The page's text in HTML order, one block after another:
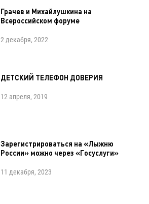
Грачев и Михайлушкина на
Всероссийском форуме
2 декабря, 2022
ДЕТСКИЙ ТЕЛЕФОН ДОВЕРИЯ
12 апреля, 2019
Зарегистрироваться на «Лыжню
России» можно через «Госуслуги»
11 декабря, 2023